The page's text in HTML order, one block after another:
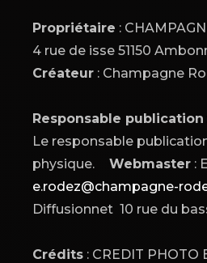
Propriétaire :
4 rue de isse 51150
Créateur : Champagne
Responsable publication
Le responsable
physique. Webmaster :
e.rodez@champagne-
Diffusionnet 10 rue du
Crédits : CREDIT PHOTO